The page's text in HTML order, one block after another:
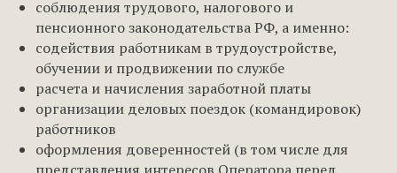
соблюдения трудового, налогового и
пенсионного законодательства РФ, а именно:
содействия работникам в трудоустройстве,
обучении и продвижении по службе
расчета и начисления заработной платы
организации деловых поездок (командировок)
работников
оформления доверенностей (в том числе для